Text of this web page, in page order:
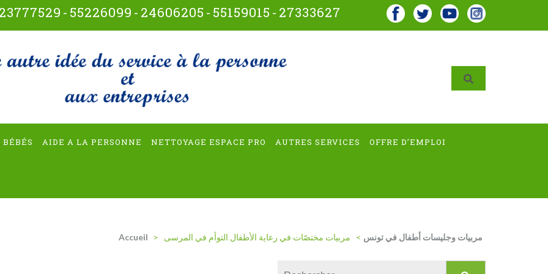
23777529 - 55226099 - 24606205 - 55159015 - 27333627
multiservices
BÉBÉS AIDE A LA PERSONNE NETTOYAGE ESPACE PRO AUTRES SERVICES OFFRE D’EMPLOI
Accueil > مربيات وجليسات أطفال في تونس > مربيات مختصّات في رعاية الأطفال التوأم في المرسى
Rechercher :